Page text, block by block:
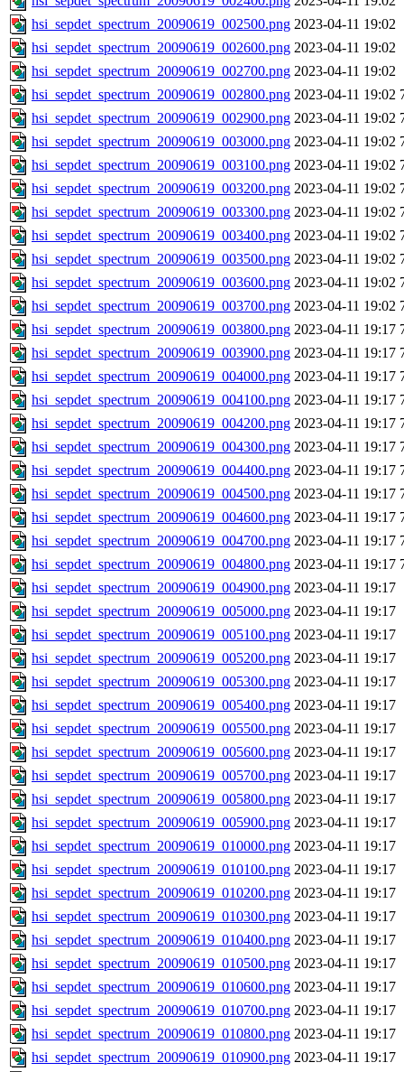
hsi_sepdet_spectrum_20090619_002500.png 2023-04-11 19:02
hsi_sepdet_spectrum_20090619_002600.png 2023-04-11 19:02
hsi_sepdet_spectrum_20090619_002700.png 2023-04-11 19:02
hsi_sepdet_spectrum_20090619_002800.png 2023-04-11 19:02
hsi_sepdet_spectrum_20090619_002900.png 2023-04-11 19:02
hsi_sepdet_spectrum_20090619_003000.png 2023-04-11 19:02
hsi_sepdet_spectrum_20090619_003100.png 2023-04-11 19:02
hsi_sepdet_spectrum_20090619_003200.png 2023-04-11 19:02
hsi_sepdet_spectrum_20090619_003300.png 2023-04-11 19:02
hsi_sepdet_spectrum_20090619_003400.png 2023-04-11 19:02
hsi_sepdet_spectrum_20090619_003500.png 2023-04-11 19:02
hsi_sepdet_spectrum_20090619_003600.png 2023-04-11 19:02
hsi_sepdet_spectrum_20090619_003700.png 2023-04-11 19:02
hsi_sepdet_spectrum_20090619_003800.png 2023-04-11 19:17
hsi_sepdet_spectrum_20090619_003900.png 2023-04-11 19:17
hsi_sepdet_spectrum_20090619_004000.png 2023-04-11 19:17
hsi_sepdet_spectrum_20090619_004100.png 2023-04-11 19:17
hsi_sepdet_spectrum_20090619_004200.png 2023-04-11 19:17
hsi_sepdet_spectrum_20090619_004300.png 2023-04-11 19:17
hsi_sepdet_spectrum_20090619_004400.png 2023-04-11 19:17
hsi_sepdet_spectrum_20090619_004500.png 2023-04-11 19:17
hsi_sepdet_spectrum_20090619_004600.png 2023-04-11 19:17
hsi_sepdet_spectrum_20090619_004700.png 2023-04-11 19:17
hsi_sepdet_spectrum_20090619_004800.png 2023-04-11 19:17
hsi_sepdet_spectrum_20090619_004900.png 2023-04-11 19:17
hsi_sepdet_spectrum_20090619_005000.png 2023-04-11 19:17
hsi_sepdet_spectrum_20090619_005100.png 2023-04-11 19:17
hsi_sepdet_spectrum_20090619_005200.png 2023-04-11 19:17
hsi_sepdet_spectrum_20090619_005300.png 2023-04-11 19:17
hsi_sepdet_spectrum_20090619_005400.png 2023-04-11 19:17
hsi_sepdet_spectrum_20090619_005500.png 2023-04-11 19:17
hsi_sepdet_spectrum_20090619_005600.png 2023-04-11 19:17
hsi_sepdet_spectrum_20090619_005700.png 2023-04-11 19:17
hsi_sepdet_spectrum_20090619_005800.png 2023-04-11 19:17
hsi_sepdet_spectrum_20090619_005900.png 2023-04-11 19:17
hsi_sepdet_spectrum_20090619_010000.png 2023-04-11 19:17
hsi_sepdet_spectrum_20090619_010100.png 2023-04-11 19:17
hsi_sepdet_spectrum_20090619_010200.png 2023-04-11 19:17
hsi_sepdet_spectrum_20090619_010300.png 2023-04-11 19:17
hsi_sepdet_spectrum_20090619_010400.png 2023-04-11 19:17
hsi_sepdet_spectrum_20090619_010500.png 2023-04-11 19:17
hsi_sepdet_spectrum_20090619_010600.png 2023-04-11 19:17
hsi_sepdet_spectrum_20090619_010700.png 2023-04-11 19:17
hsi_sepdet_spectrum_20090619_010800.png 2023-04-11 19:17
hsi_sepdet_spectrum_20090619_010900.png 2023-04-11 19:17